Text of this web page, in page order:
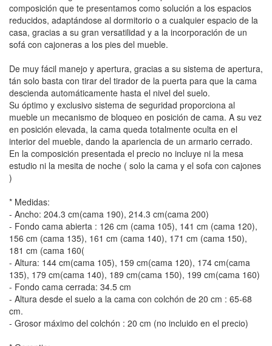
composición que te presentamos como solución a los espacios
reducidos, adaptándose al dormitorio o a cualquier espacio de la
casa, gracias a su gran versatilidad y a la incorporación de un
sofá con cajoneras a los pies del mueble.
De muy fácil manejo y apertura, gracias a su sistema de apertura,
tán solo basta con tirar del tirador de la puerta para que la cama
descienda automáticamente hasta el nivel del suelo.
Su óptimo y exclusivo sistema de seguridad proporciona al
mueble un mecanismo de bloqueo en posición de cama. A su vez
en posición elevada, la cama queda totalmente oculta en el
interior del mueble, dando la apariencia de un armario cerrado.
En la composición presentada el precio no incluye ni la mesa
estudio ni la mesita de noche ( solo la cama y el sofa con cajones
)
* Medidas:
- Ancho: 204.3 cm(cama 190), 214.3 cm(cama 200)
- Fondo cama abierta : 126 cm (cama 105), 141 cm (cama 120),
156 cm (cama 135), 161 cm (cama 140), 171 cm (cama 150),
181 cm (cama 160(
- Altura: 144 cm(cama 105), 159 cm(cama 120), 174 cm(cama
135), 179 cm(cama 140), 189 cm(cama 150), 199 cm(cama 160)
- Fondo cama cerrada: 34.5 cm
- Altura desde el suelo a la cama con colchón de 20 cm : 65-68
cm.
- Grosor máximo del colchón : 20 cm (no incluido en el precio)